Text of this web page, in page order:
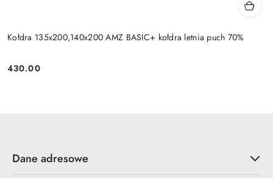
Kołdra 135x200,140x200 AMZ BASIC+ kołdra letnia puch 70%
Cena:
430.00
Dane adresowe